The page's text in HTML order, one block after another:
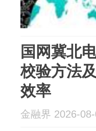
国网冀北
校验方法
效率
金融界 2026-